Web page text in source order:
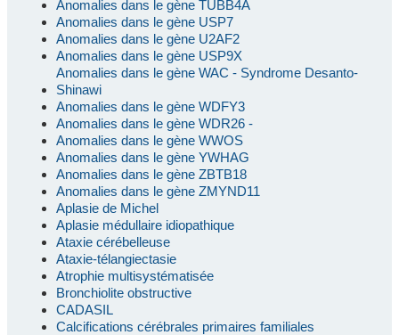
Anomalies dans le gène TUBB4A
Anomalies dans le gène USP7
Anomalies dans le gène U2AF2
Anomalies dans le gène USP9X
Anomalies dans le gène WAC - Syndrome Desanto-
Shinawi
Anomalies dans le gène WDFY3
Anomalies dans le gène WDR26 -
Anomalies dans le gène WWOS
Anomalies dans le gène YWHAG
Anomalies dans le gène ZBTB18
Anomalies dans le gène ZMYND11
Aplasie de Michel
Aplasie médullaire idiopathique
Ataxie cérébelleuse
Ataxie-télangiectasie
Atrophie multisystématisée
Bronchiolite obstructive
CADASIL
Calcifications cérébrales primaires familiales